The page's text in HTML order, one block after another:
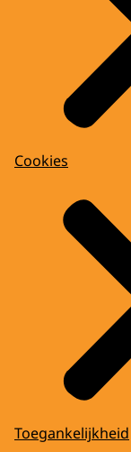
Cookies
Toegankelijkheid